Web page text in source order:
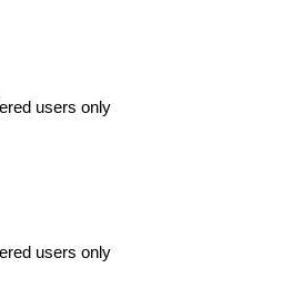
users only
users only